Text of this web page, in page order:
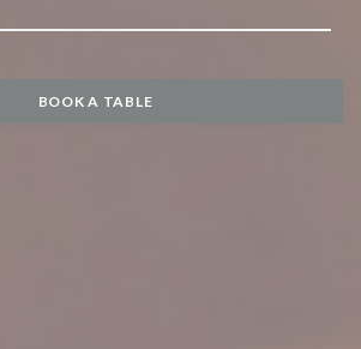
BOOK A TABLE